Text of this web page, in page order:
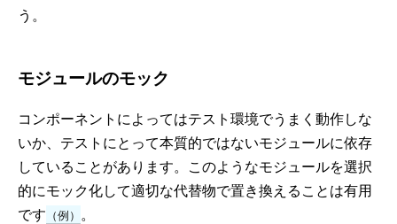
う。
モジュールのモック
コンポーネントによってはテスト環境でうまく動作しな
いか、テストにとって本質的ではないモジュールに依存
していることがあります。このようなモジュールを選択
的にモック化して適切な代替物で置き換えることは有用
です （例） 。
CSS とスタイルの使用
バージョニングポリシー